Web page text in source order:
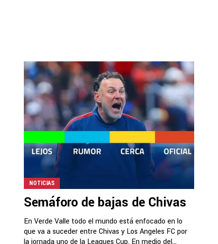
NOTICIAS
Semáforo de bajas de Chivas
En Verde Valle todo el mundo está enfocado en lo
que va a suceder entre Chivas y Los Angeles FC por
la jornada uno de la Leagues Cup. En medio del...